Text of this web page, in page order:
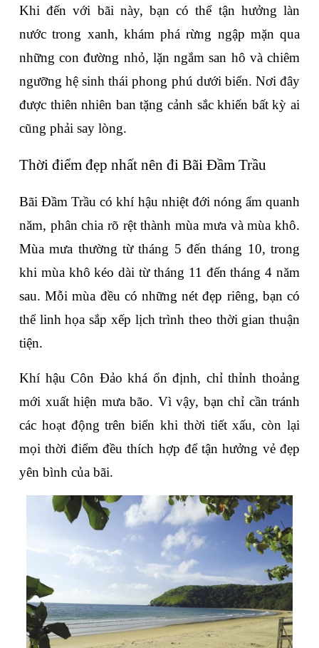
Khi đến với bãi này, bạn có thể tận hưởng làn
nước trong xanh, khám phá rừng ngập mặn qua
những con đường nhỏ, lặn ngắm san hô và chiêm
ngưỡng hệ sinh thái phong phú dưới biển. Nơi đây
được thiên nhiên ban tặng cảnh sắc khiến bất kỳ ai
cũng phải say lòng.
Thời điểm đẹp nhất nên đi Bãi Đầm Trầu
Bãi Đầm Trầu có khí hậu nhiệt đới nóng ẩm quanh
năm, phân chia rõ rệt thành mùa mưa và mùa khô.
Mùa mưa thường từ tháng 5 đến tháng 10, trong
khi mùa khô kéo dài từ tháng 11 đến tháng 4 năm
sau. Mỗi mùa đều có những nét đẹp riêng, bạn có
thể linh họa sắp xếp lịch trình theo thời gian thuận
tiện.
Khí hậu Côn Đảo khá ổn định, chỉ thỉnh thoảng
mới xuất hiện mưa bão. Vì vậy, bạn chỉ cần tránh
các hoạt động trên biển khi thời tiết xấu, còn lại
mọi thời điểm đều thích hợp để tận hưởng vẻ đẹp
yên bình của bãi.